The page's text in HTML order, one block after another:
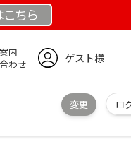
こちら
内
わせ
ゲスト様
変更 ロ